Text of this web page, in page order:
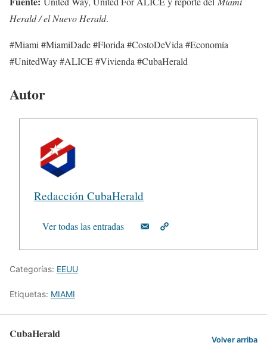
Herald / el Nuevo Herald.
#Miami #MiamiDade #Florida #CostoDeVida #Economía
#UnitedWay #ALICE #Vivienda #CubaHerald
Autor
Redacción CubaHerald
Ver todas las entradas
Categorías: EEUU
Etiquetas: MIAMI
CubaHerald Volver arriba